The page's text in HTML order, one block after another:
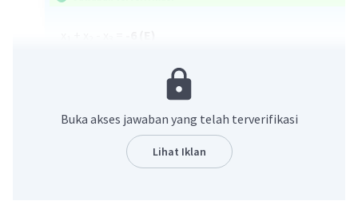
Oh iya kok bisa saya dapet (x + 1)? Itu pakai cara
coba coba, yang penting setelah di bagi hasilnya
adalah habis atau bernilai 0.
Lalu kok bisa (x² - 4) bisa jadi (x + 2)(x - 2)? Itu
pakai Identitas polinomial yaitu,
Buka akses jawaban yang telah terverifikasi
Lihat Iklan